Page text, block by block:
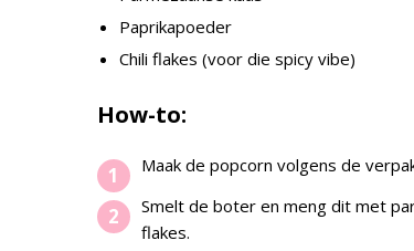
Paprikapoeder
Chili flakes (voor die spicy vibe)
How-to:
Maak de popcorn volgens de
Smelt de boter en meng dit met
flakes.